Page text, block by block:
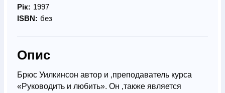
Рік: 1997
ISBN: без
Опис
Брюс Уилкинсон автор и ,преподаватель курса
«Руководить и любить». Он ,также является